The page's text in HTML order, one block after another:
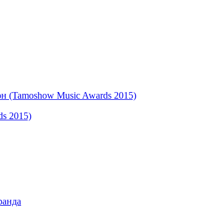
2015)